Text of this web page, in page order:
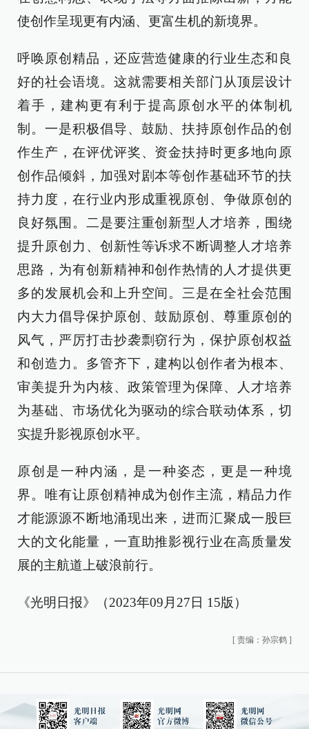
使创作呈现更有内涵、更富生机的新境界。
呼唤原创精品，还应营造健康的行业生态和良
好的社会语境。这就需要相关部门从顶层设计
着手，建构更有利于提高原创水平的体制机
制。一是积极倡导、鼓励、扶持原创作品的创
作生产，在评优评奖、资金扶持时更多地向原
创作品倾斜，加强对剧本等创作基础环节的扶
持力度，在行业内形成重视原创、争做原创的
良好氛围。二是要注重创新型人才培养，围绕
提升原创力、创新性等诉求不断调整人才培养
思路，为有创新精神和创作热情的人才提供更
多的发展机会和上升空间。三是在全社会范围
内大力倡导保护原创、鼓励原创、尊重原创的
风气，严厉打击抄袭剽窃行为，保护原创权益
和创造力。多管齐下，建构以创作者为根本、
审美提升为内核、政策管理为保障、人才培养
为基础、市场优化为驱动的综合联动体系，切
实提升影视原创水平。
原创是一种内涵，是一种姿态，更是一种境
界。唯有让原创精神成为创作主流，精品力作
才能源源不断地涌现出来，进而汇聚成一股巨
大的文化能量，一直助推影视行业在高质量发
展的主航道上破浪前行。
《光明日报》（2023年09月27日 15版）
[ 责编：孙宗鹤 ]